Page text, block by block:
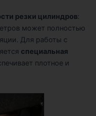
резки цилиндров:
может полностью
Для работы с
специальная
плотное и